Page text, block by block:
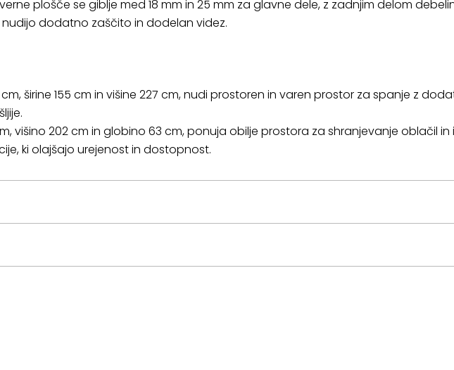
plošče se giblje med 18 mm in 25 mm za glavne dele, z zadnjim delom
nudijo dodatno zaščito in dodelan videz.
širine 155 cm in višine 227 cm, nudi prostoren in varen prostor za spanje z
višino 202 cm in globino 63 cm, ponuja obilje prostora za shranjevanje oblačil in
ki olajšajo urejenost in dostopnost.